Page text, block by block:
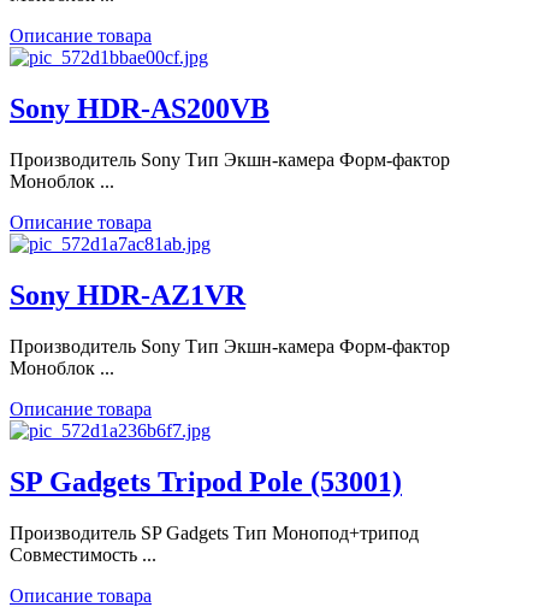
Описание товара
Sony HDR-AS200VB
Производитель Sony Тип Экшн-камера Форм-фактор
Моноблок ...
Описание товара
Sony HDR-AZ1VR
Производитель Sony Тип Экшн-камера Форм-фактор
Моноблок ...
Описание товара
SP Gadgets Tripod Pole (53001)
Производитель SP Gadgets Тип Монопод+трипод
Совместимость ...
Описание товара